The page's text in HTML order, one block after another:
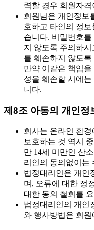
력할 경우 회원자
회원님은 개인정보
호하고 타인의 정
습니다. 비밀번호를
지 않도록 주의하
를 훼손하지 않도
만약 이같은 책임
성을 훼손할 시에
니다.
제8조 아동의 개인정
회사는 온라인 환
보호하는 것 역시
만 14세 미만인 산
리인의 동의없이는
법정대리인은 개인
며, 오류에 대한 정
대한 동의 철회를
법정대리인의 개인
와 행사방법은 회